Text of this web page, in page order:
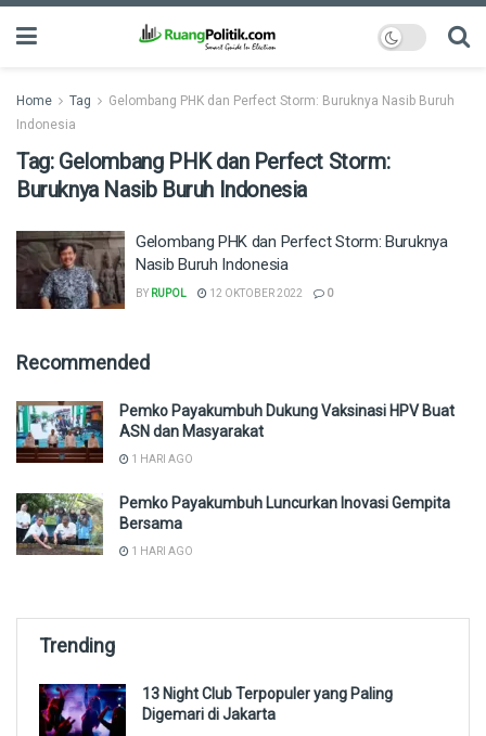
Home Tag
Gelombang PHK dan Perfect Storm: Buruknya Nasib Buruh
Indonesia
Tag: Gelombang PHK dan Perfect Storm:
Buruknya Nasib Buruh Indonesia
Gelombang PHK dan Perfect Storm: Buruknya
Nasib Buruh Indonesia
BY RUPOL 12 OKTOBER 2022 0
Recommended
Pemko Payakumbuh Dukung Vaksinasi HPV Buat
ASN dan Masyarakat
1 HARI AGO
Pemko Payakumbuh Luncurkan Inovasi Gempita
Bersama
1 HARI AGO
Trending
13 Night Club Terpopuler yang Paling
Digemari di Jakarta